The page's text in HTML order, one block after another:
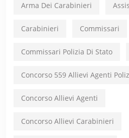
Arma Dei Carabinieri
Carabinieri Commissari
Commissari Polizia Di Stato
Concorso 559 Allievi Agenti
Concorso Allievi Agenti
Concorso Allievi Carabinieri